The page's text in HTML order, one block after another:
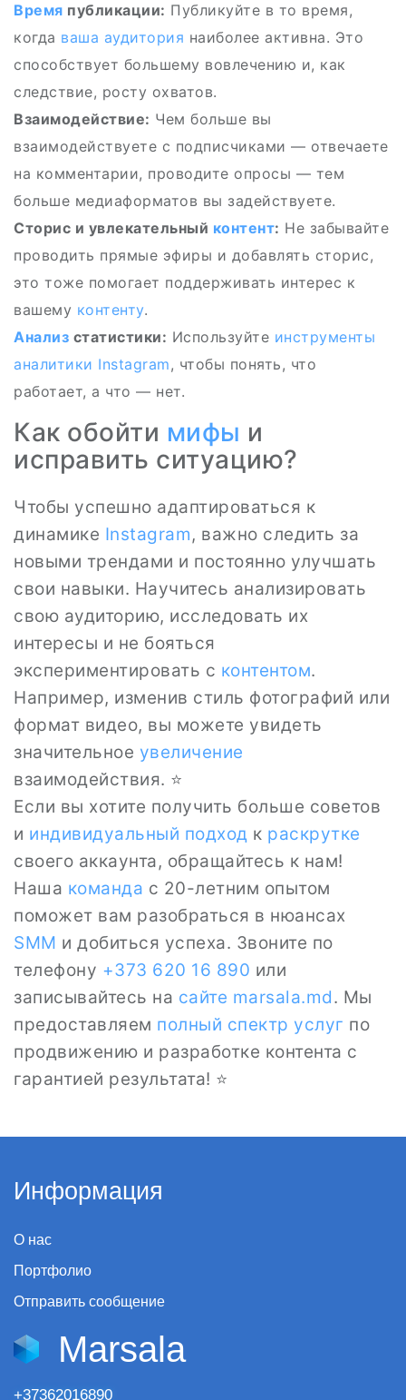
Время публикации: Публикуйте в то время,
когда ваша аудитория наиболее активна. Это
способствует большему вовлечению и, как
следствие, росту охватов.
Взаимодействие: Чем больше вы
взаимодействуете с подписчиками — отвечаете
на комментарии, проводите опросы — тем
больше медиаформатов вы задействуете.
Сторис и увлекательный контент: Не забывайте
проводить прямые эфиры и добавлять сторис,
это тоже помогает поддерживать интерес к
вашему контенту.
Анализ статистики: Используйте инструменты
аналитики Instagram, чтобы понять, что
работает, а что — нет.
Как обойти мифы и
исправить ситуацию?
Чтобы успешно адаптироваться к
динамике Instagram, важно следить за
новыми трендами и постоянно улучшать
свои навыки. Научитесь анализировать
свою аудиторию, исследовать их
интересы и не бояться
экспериментировать с контентом.
Например, изменив стиль фотографий или
формат видео, вы можете увидеть
значительное увеличение
взаимодействия. ⭐
Если вы хотите получить больше советов
и индивидуальный подход к раскрутке
своего аккаунта, обращайтесь к нам!
Наша команда с 20-летним опытом
поможет вам разобраться в нюансах
SMM и добиться успеха. Звоните по
телефону +373 620 16 890 или
записывайтесь на сайте marsala.md. Мы
предоставляем полный спектр услуг по
продвижению и разработке контента с
гарантией результата! ⭐
Информация
О нас
Портфолио
Отправить сообщение
Marsala
+37362016890